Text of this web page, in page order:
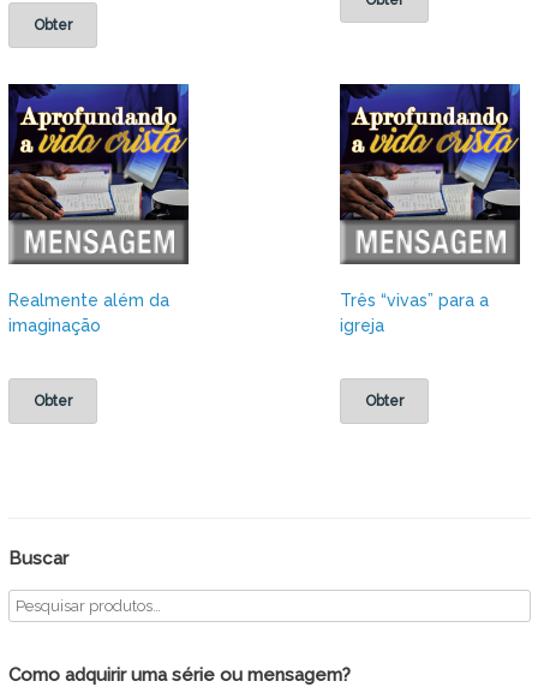
Obter
Realmente além da
imaginação
Obter
Três “vivas” para a
igreja
Obter
Buscar
Como adquirir uma série ou mensagem?